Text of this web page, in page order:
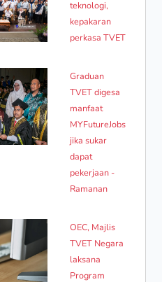
teknologi,
kepakaran
perkasa TVET
Graduan
TVET digesa
manfaat
MYFutureJobs
jika sukar
dapat
pekerjaan -
Ramanan
OEC, Majlis
TVET Negara
laksana
Program